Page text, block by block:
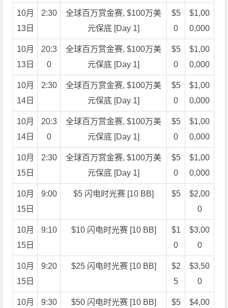
10月
13日
2:30
全球百万赏金赛, $100万美
元保底 [Day 1]
$5
0
$1,00
0,000
10月
13日
20:3
0
全球百万赏金赛, $100万美
元保底 [Day 1]
$5
0
$1,00
0,000
10月
14日
2:30
全球百万赏金赛, $100万美
元保底 [Day 1]
$5
0
$1,00
0,000
10月
14日
20:3
0
全球百万赏金赛, $100万美
元保底 [Day 1]
$5
0
$1,00
0,000
10月
15日
2:30
全球百万赏金赛, $100万美
元保底 [Day 1]
$5
0
$1,00
0,000
10月
15日
9:00 $5 闪电时光赛 [10 BB] $5
$2,00
0
10月
15日
9:10 $10 闪电时光赛 [10 BB]
$1
0
$3,00
0
10月
15日
9:20 $25 闪电时光赛 [10 BB]
$2
5
$3,50
0
10月
9:30 $50 闪电时光赛 [10 BB]
$5
$4,00